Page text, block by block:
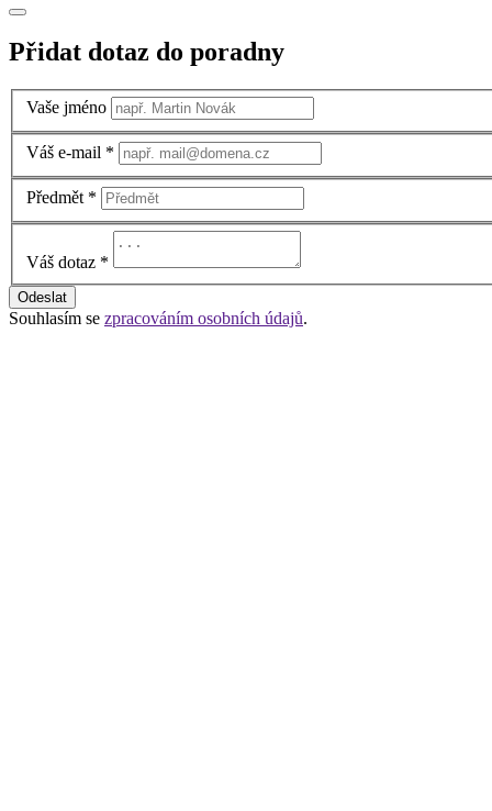
Přidat dotaz do poradny
Vaše jméno
Váš e-mail *
Předmět *
Váš dotaz *
Odeslat
Souhlasím se zpracováním osobních údajů.